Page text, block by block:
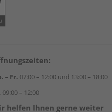
– Fr. 07:00 – 12:00 und 13:00 – 18:00
09:00 – 12:00
helfen Ihnen gerne weiter